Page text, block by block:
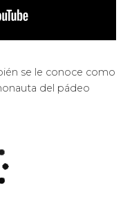
se le conoce como
del pádeo